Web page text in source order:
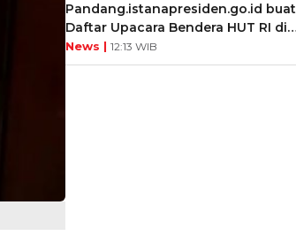
Pandang.istanapresiden.go.id buat
Daftar Upacara Bendera HUT RI di
Istana Negara
News | 12:13 WIB